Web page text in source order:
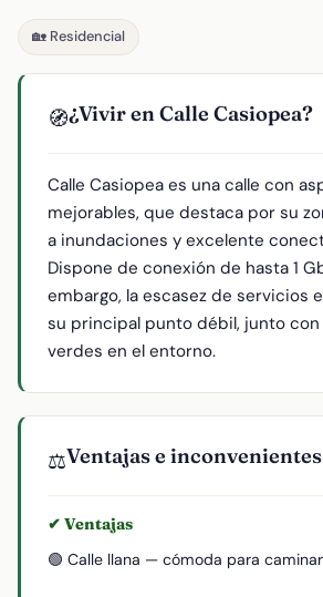
🏡 Residencial
🧭¿Vivir en Calle Casiopea?
Calle Casiopea es una calle con
mejorables, que destaca por su
a inundaciones y excelente
Dispone de conexión de hasta 1
embargo, la escasez de servicios
su principal punto débil, junto con
verdes en el entorno.
⚖️Ventajas e inconvenientes
✔ Ventajas
🟢 Calle llana — cómoda para caminar